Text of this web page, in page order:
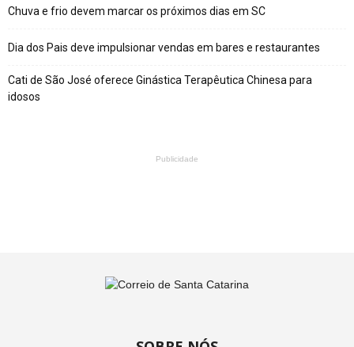
Chuva e frio devem marcar os próximos dias em SC
Dia dos Pais deve impulsionar vendas em bares e restaurantes
Cati de São José oferece Ginástica Terapêutica Chinesa para
idosos
Publicidade